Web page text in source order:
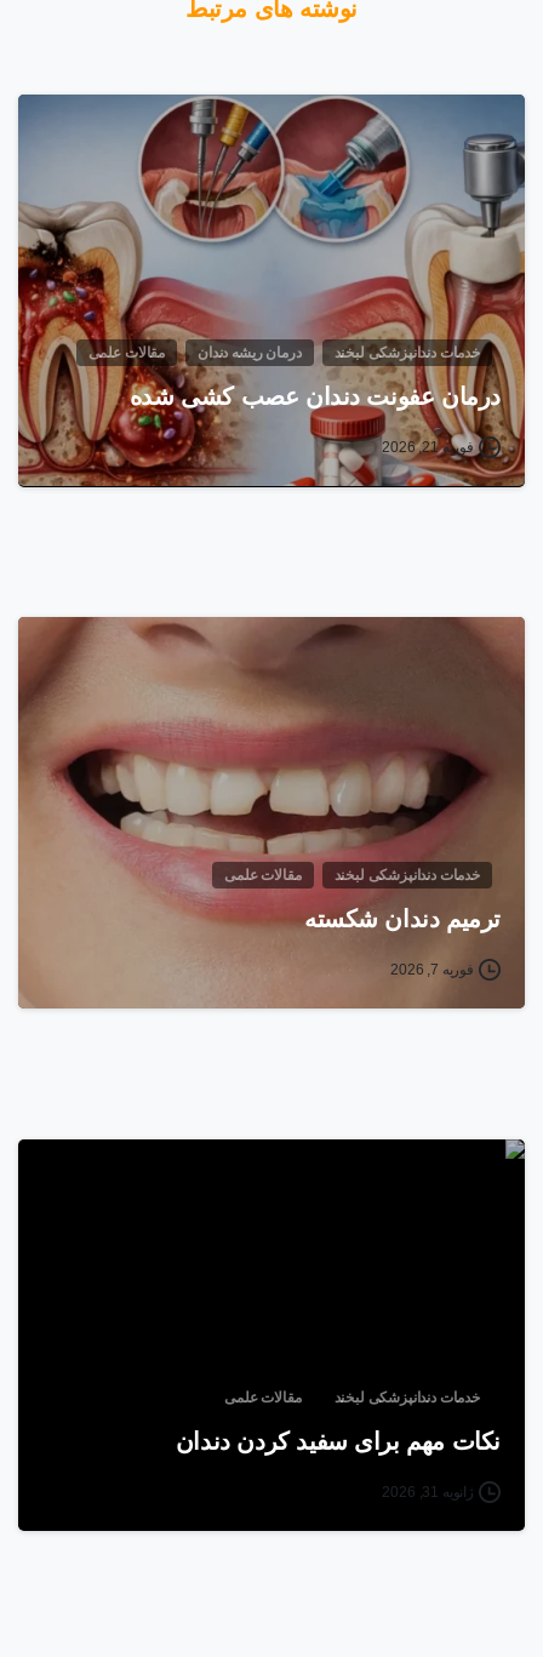
نوشته های مرتبط
خدمات دندانپزشکی لبخند درمان ریشه دندان مقالات علمی
درمان عفونت دندان عصب‌ کشی شده
فوریه 21, 2026
خدمات دندانپزشکی لبخند مقالات علمی
ترمیم دندان شکسته
فوریه 7, 2026
خدمات دندانپزشکی لبخند مقالات علمی
نکات مهم برای سفید کردن دندان
ژانویه 31, 2026